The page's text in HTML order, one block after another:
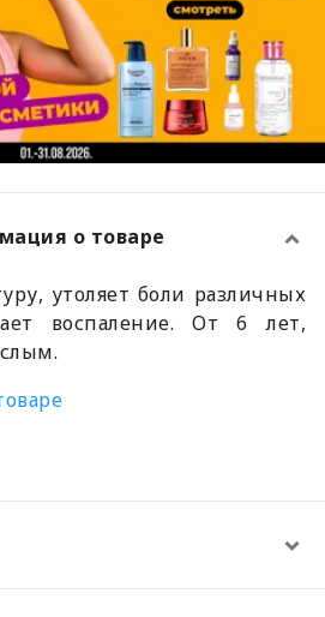
о товаре
утоляет боли различных
воспаление. От 6 лет,